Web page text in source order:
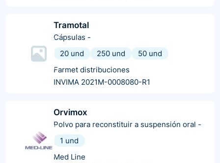
Tramotal
Cápsulas -
20 und
250 und
50 und
Farmet distribuciones
INVIMA 2021M-0008080-R1
Orvimox
Polvo para reconstituir a suspensión oral -
1 und
Med Line